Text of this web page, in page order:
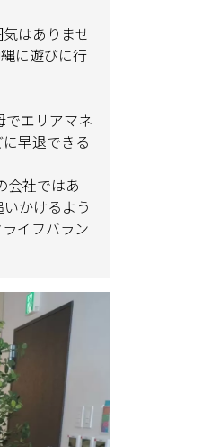
はありませ
に遊びに行
エリアマネ
早退できる
会社ではあ
かけるよう
イフバラン